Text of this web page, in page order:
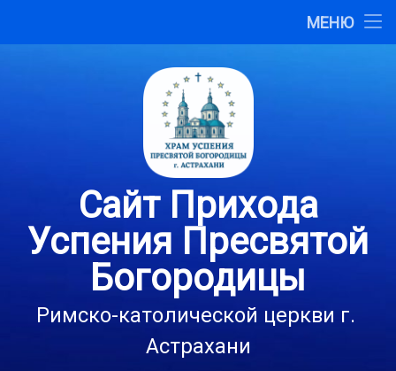
МЕНЮ
Сайт Прихода
Успения Пресвятой
Богородицы
Римско-католической церкви г.
Астрахани